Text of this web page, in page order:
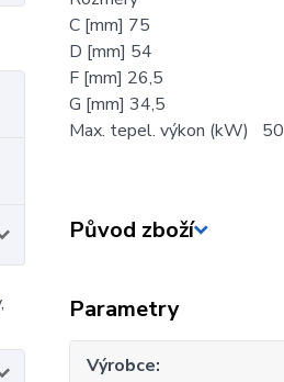
C [mm] 75
D [mm] 54
F [mm] 26,5
G [mm] 34,5
Max. tepel. výkon (kW) 50
Původ zboží
Parametry
Výrobce